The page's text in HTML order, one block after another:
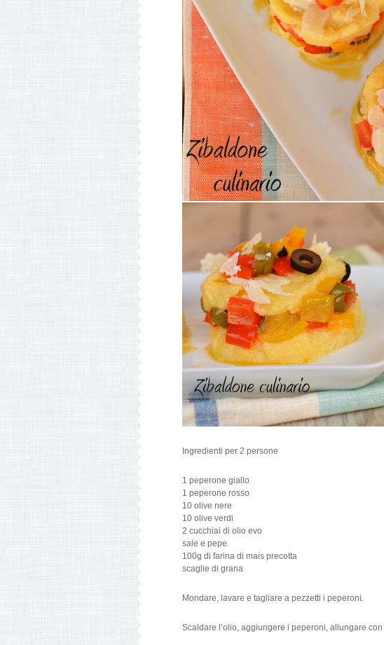
Ingredienti per 2 persone
1 peperone giallo
1 peperone rosso
10 olive nere
10 olive verdi
2 cucchiai di olio evo
sale e pepe
100g di farina di mais precotta
scaglie di grana
Mondare, lavare e tagliare a pezzetti i peperoni.
Scaldare l’olio, aggiungere i peperoni, allungare